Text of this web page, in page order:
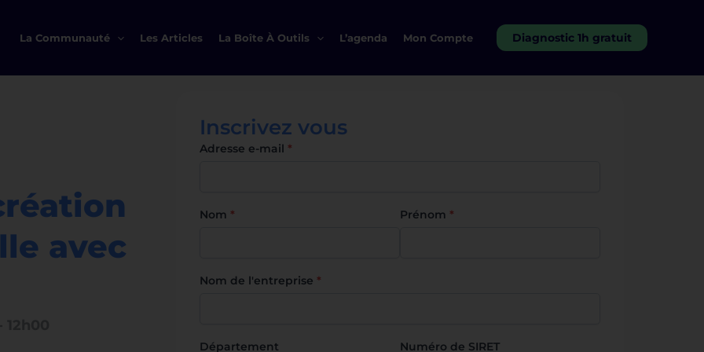
La Communauté Les Articles La Boîte À Outils L’agenda Mon Compte Diagnostic 1h gratuit
avec
Inscrivez vous
Adresse e-mail *
Nom * Prénom *
Nom de l'entreprise *
Département Numéro de SIRET